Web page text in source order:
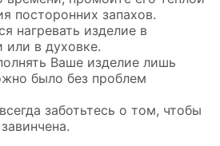
посторонних запахов.
нагревать изделие в
или в духовке.
Ваше изделие лишь
было без проблем
заботьтесь о том, чтобы